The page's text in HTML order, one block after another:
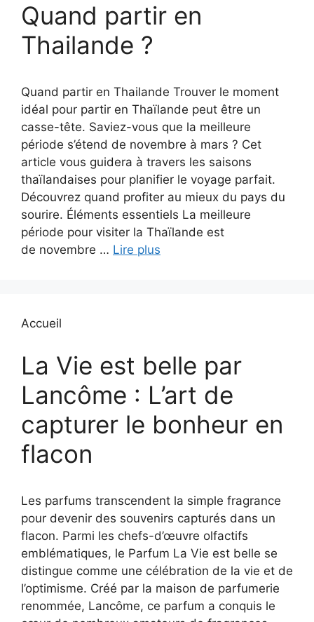
Quand partir en
Thailande ?
Quand partir en Thailande Trouver le moment
idéal pour partir en Thaïlande peut être un
casse-tête. Saviez-vous que la meilleure
période s’étend de novembre à mars ? Cet
article vous guidera à travers les saisons
thaïlandaises pour planifier le voyage parfait.
Découvrez quand profiter au mieux du pays du
sourire. Éléments essentiels La meilleure
période pour visiter la Thaïlande est
de novembre … Lire plus
Accueil
La Vie est belle par
Lancôme : L’art de
capturer le bonheur en
flacon
Les parfums transcendent la simple fragrance
pour devenir des souvenirs capturés dans un
flacon. Parmi les chefs-d’œuvre olfactifs
emblématiques, le Parfum La Vie est belle se
distingue comme une célébration de la vie et de
l’optimisme. Créé par la maison de parfumerie
renommée, Lancôme, ce parfum a conquis le